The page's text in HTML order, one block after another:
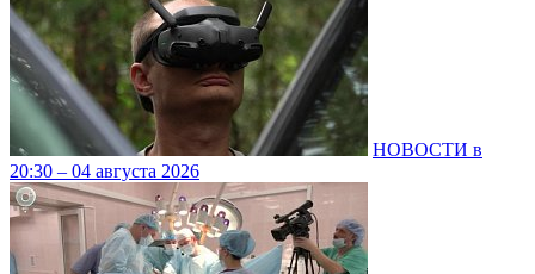
НОВОСТИ в
20:30 – 04 августа 2026